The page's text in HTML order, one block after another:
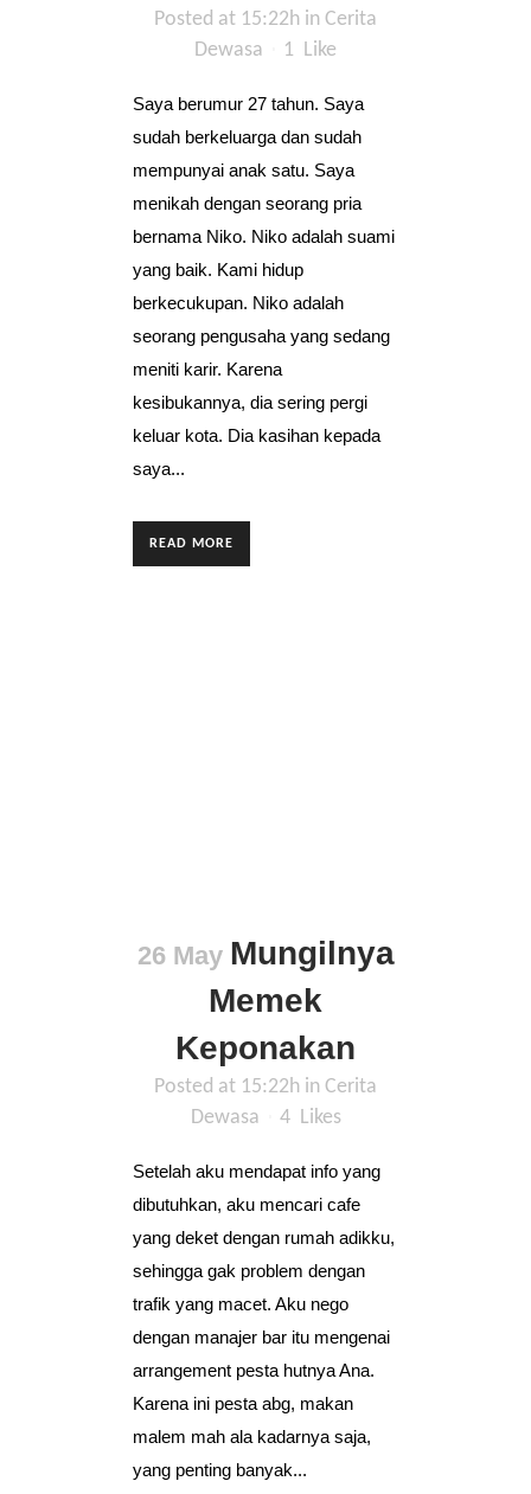
Posted at 15:22h in Cerita
Dewasa
1 Like
Saya berumur 27 tahun. Saya
sudah berkeluarga dan sudah
mempunyai anak satu. Saya
menikah dengan seorang pria
bernama Niko. Niko adalah suami
yang baik. Kami hidup
berkecukupan. Niko adalah
seorang pengusaha yang sedang
meniti karir. Karena
kesibukannya, dia sering pergi
keluar kota. Dia kasihan kepada
saya...
READ MORE
26 May Mungilnya
Memek
Keponakan
Posted at 15:22h in Cerita
Dewasa
4 Likes
Setelah aku mendapat info yang
dibutuhkan, aku mencari cafe
yang deket dengan rumah adikku,
sehingga gak problem dengan
trafik yang macet. Aku nego
dengan manajer bar itu mengenai
arrangement pesta hutnya Ana.
Karena ini pesta abg, makan
malem mah ala kadarnya saja,
yang penting banyak...